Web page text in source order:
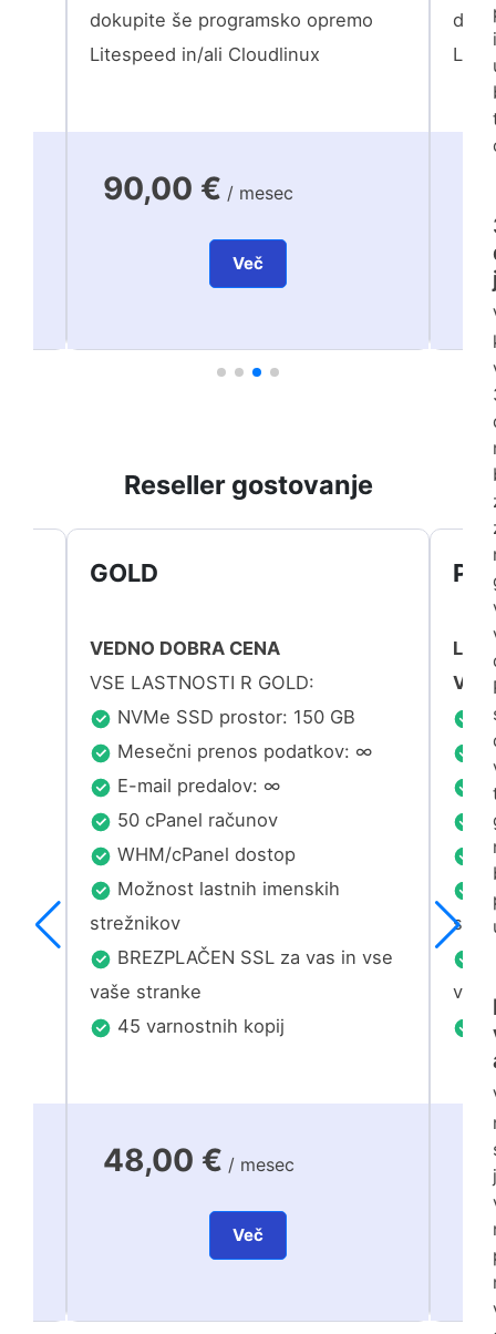
dokupite še programsko opremo
Litespeed in/ali Cloudlinux
90,00 € / mesec
Več
Reseller gostovanje
GOLD
VEDNO DOBRA CENA
VSE LASTNOSTI R GOLD:
NVMe SSD prostor: 150 GB
Mesečni prenos podatkov: ∞
E-mail predalov: ∞
50 cPanel računov
WHM/cPanel dostop
Možnost lastnih imenskih
strežnikov
BREZPLAČEN SSL za vas in vse
vaše stranke
45 varnostnih kopij
48,00 € / mesec
Več
Vse